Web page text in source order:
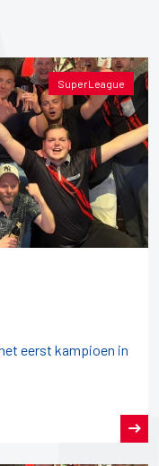
SuperLeague
eerst kampioen in